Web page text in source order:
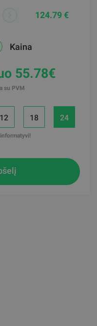
124.79 €
Kaina
55.78€
su PVM
12 18 24